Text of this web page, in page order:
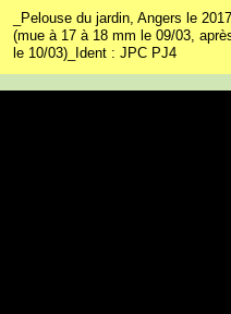
_Pelouse du jardin, Angers le
(mue à 17 à 18 mm le 09/03,
le 10/03)_Ident : JPC PJ4